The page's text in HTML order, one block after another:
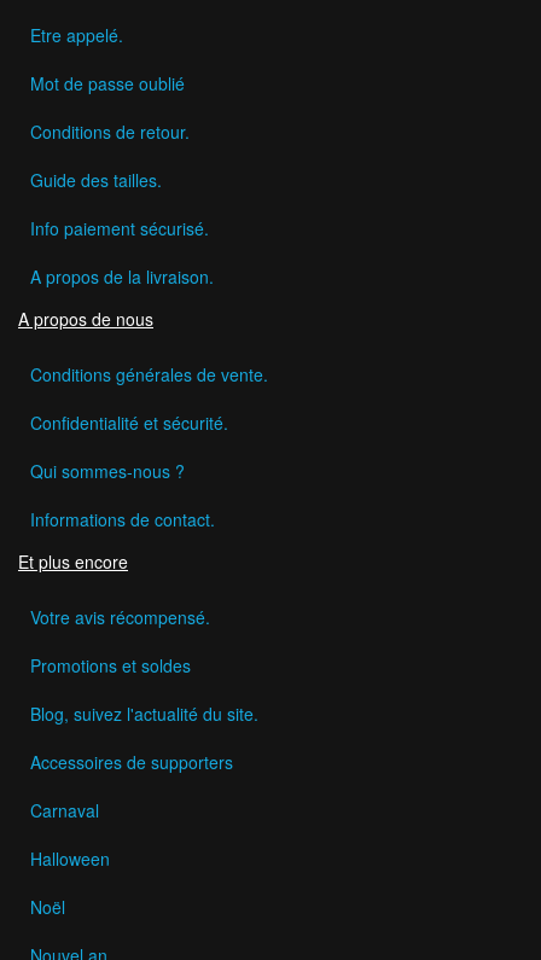
Etre appelé.
Mot de passe oublié
Conditions de retour.
Guide des tailles.
Info paiement sécurisé.
A propos de la livraison.
A propos de nous
Conditions générales de vente.
Confidentialité et sécurité.
Qui sommes-nous ?
Informations de contact.
Et plus encore
Votre avis récompensé.
Promotions et soldes
Blog, suivez l'actualité du site.
Accessoires de supporters
Carnaval
Halloween
Noël
Nouvel an